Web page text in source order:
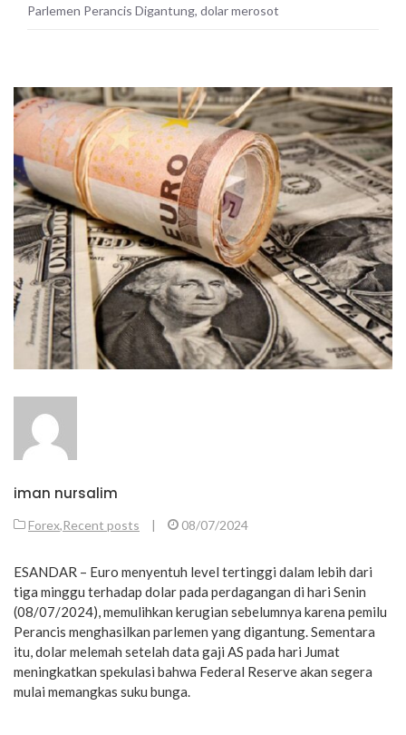
Parlemen Perancis Digantung, dolar merosot
iman nursalim
Forex,Recent posts | 08/07/2024
ESANDAR – Euro menyentuh level tertinggi dalam lebih dari
tiga minggu terhadap dolar pada perdagangan di hari Senin
(08/07/2024), memulihkan kerugian sebelumnya karena pemilu
Perancis menghasilkan parlemen yang digantung. Sementara
itu, dolar melemah setelah data gaji AS pada hari Jumat
meningkatkan spekulasi bahwa Federal Reserve akan segera
mulai memangkas suku bunga.